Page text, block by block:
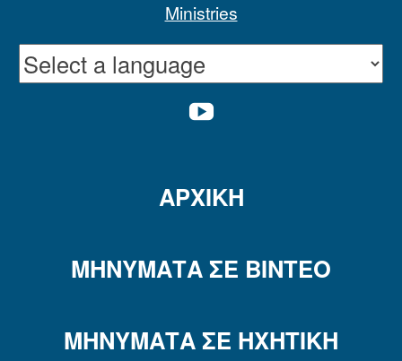
ΑΡΧΙΚΉ
ΜΗΝΎΜΑΤΑ ΣΕ ΒΊΝΤΕΟ
ΜΗΝΎΜΑΤΑ ΣΕ ΗΧΗΤΙΚΗ